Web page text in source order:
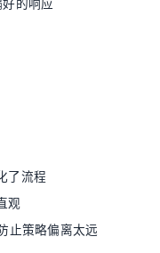
的响应
了流程
观
止策略偏离太远